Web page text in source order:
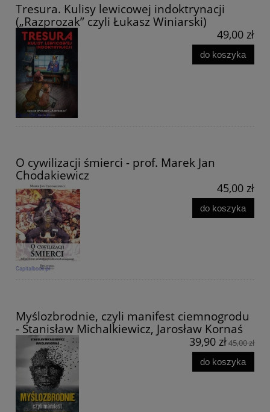
Tresura. Kulisy lewicowej indoktrynacji
(„Razprozak” czyli Łukasz Winiarski)
49,00 zł
do koszyka
O cywilizacji śmierci - prof. Marek Jan
Chodakiewicz
45,00 zł
do koszyka
Myślozbrodnie, czyli manifest ciemnogrodu
- Stanisław Michalkiewicz, Jarosław Kornaś
39,90 zł45,00 zł
do koszyka